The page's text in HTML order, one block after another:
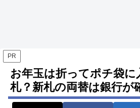
PR
お年玉は折ってポチ袋に
札？新札の両替は銀行が